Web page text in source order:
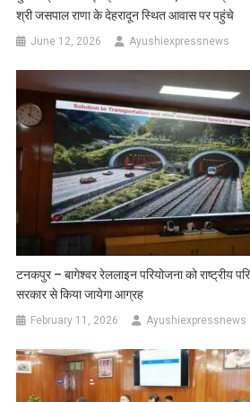
श्री जसपाल राणा के देहरादून स्थित आवास पर पहुंचे
June 12, 2026 Ayushiexpressnews
टनकपुर – बागेश्वर रेललाइन परियोजना को राष्ट्रीय
सरकार से किया जायेगा आग्रह
February 11, 2026 Ayushiexpressnews